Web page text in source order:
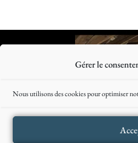
Gérer le
Nous utilisons des cookies pour optimiser